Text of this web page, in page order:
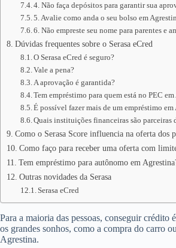
4. Não faça depósitos para garantir sua
5. Avalie como anda o seu bolso em
6. Não empreste seu nome para parentes e
Dúvidas frequentes sobre o Serasa eCred
O Serasa eCred é seguro?
Vale a pena?
A aprovação é garantida?
Tem empréstimo para quem está no PEC
É possível fazer mais de um empréstimo em
Quais instituições financeiras são parceiras
Como o Serasa Score influencia na oferta dos
Como faço para receber uma oferta com
Tem empréstimo para autônomo em
Outras novidades da Serasa
Serasa eCred
Para a maioria das pessoas, conseguir crédito
os grandes sonhos, como a compra do carro
Agrestina.